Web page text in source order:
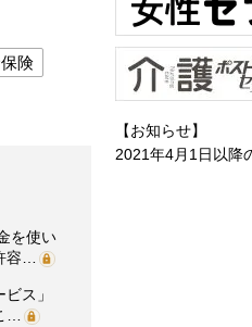
険
を使い
容…
ス」
…
【お知らせ】
2021年4月1日以降